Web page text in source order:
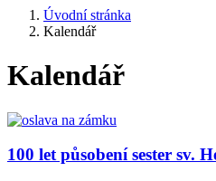
Úvodní stránka
Kalendář
Kalendář
100 let působení sester sv.